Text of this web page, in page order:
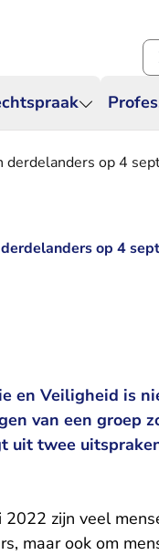
op 4
op 4
en Veiligheid is
van een groep
uit twee
zijn veel
maar ook om